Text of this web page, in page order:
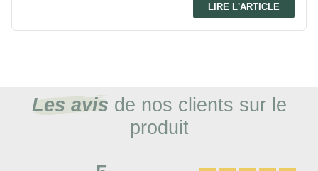
LIRE L'ARTICLE
Les avis de nos clients sur le
produit